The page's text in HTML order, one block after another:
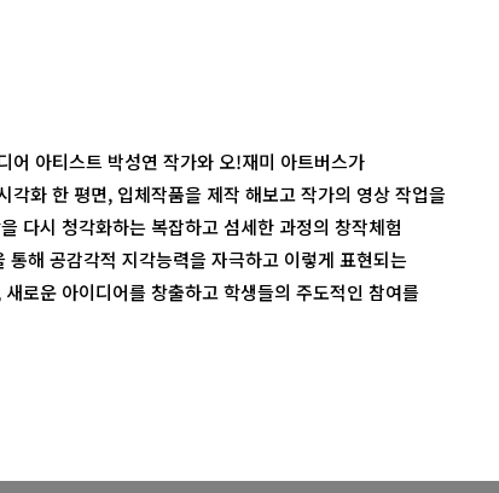
어 아티스트 박성연 작가와 오!재미 아트버스가
화 한 평면, 입체작품을 제작 해보고 작가의 영상 작업을
다시 청각화하는 복잡하고 섬세한 과정의 창작체험
해 공감각적 지각능력을 자극하고 이렇게 표현되는
로운 아이디어를 창출하고 학생들의 주도적인 참여를